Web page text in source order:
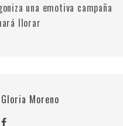
una emotiva campaña
llorar
Gloria Moreno